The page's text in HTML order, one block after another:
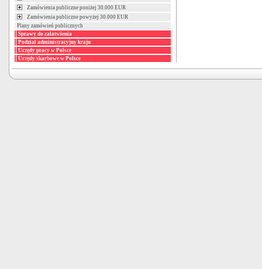
Zamówienia publiczne poniżej 30.000 EUR
Zamówienia publiczne powyżej 30.000 EUR
Plany zamówień publicznych
Sprawy do załatwienia
Podział administracyjny kraju
Urzędy pracy w Polsce
Urzędy skarbowe w Polsce